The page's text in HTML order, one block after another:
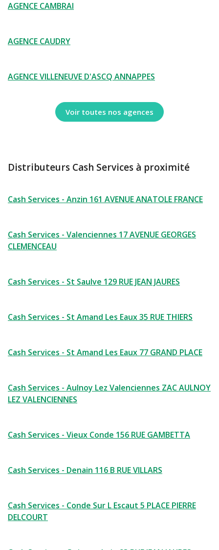
AGENCE CAMBRAI
AGENCE CAUDRY
AGENCE VILLENEUVE D'ASCQ ANNAPPES
Voir toutes nos agences
Distributeurs Cash Services à proximité
Cash Services - Anzin 161 AVENUE ANATOLE FRANCE
Cash Services - Valenciennes 17 AVENUE GEORGES
CLEMENCEAU
Cash Services - St Saulve 129 RUE JEAN JAURES
Cash Services - St Amand Les Eaux 35 RUE THIERS
Cash Services - St Amand Les Eaux 77 GRAND PLACE
Cash Services - Aulnoy Lez Valenciennes ZAC AULNOY
LEZ VALENCIENNES
Cash Services - Vieux Conde 156 RUE GAMBETTA
Cash Services - Denain 116 B RUE VILLARS
Cash Services - Conde Sur L Escaut 5 PLACE PIERRE
DELCOURT